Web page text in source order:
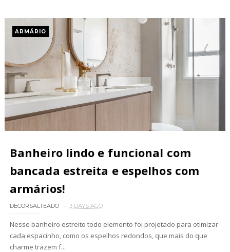
ARMÁRIO
Banheiro lindo e funcional com
bancada estreita e espelhos com
armários!
DECORSALTEADO 3 DAYS AGO
Nesse banheiro estreito todo elemento foi projetado para otimizar
cada espacinho, como os espelhos redondos, que mais do que
charme trazem f...